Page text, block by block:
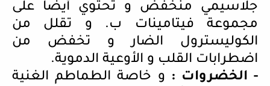
جلاسيمي منخفض و تحتوي أيضا على
مجموعة فيتامينات ب. و تقلل من
الكوليسترول الضار و تخفض من
اضطرابات القلب و الأوعية الدموية.
- الخضروات : و خاصة الطماطم الغنية